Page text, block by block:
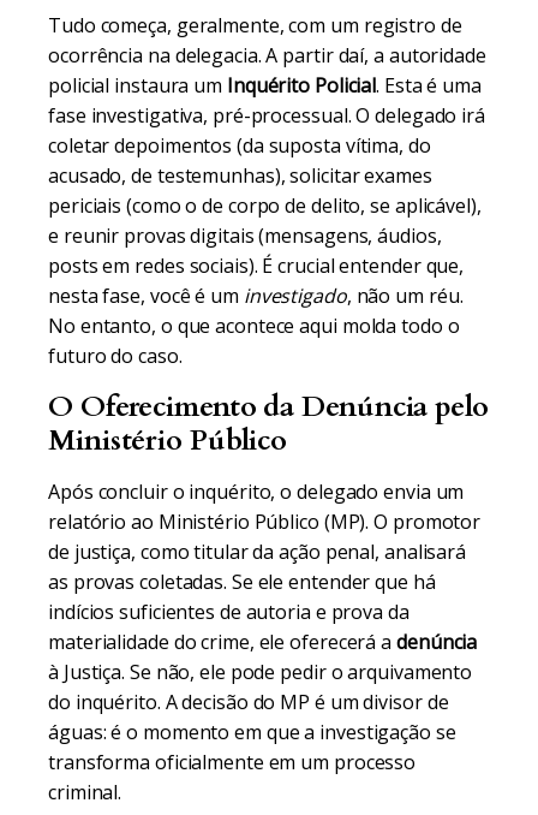
Tudo começa, geralmente, com um registro de
ocorrência na delegacia. A partir daí, a autoridade
policial instaura um Inquérito Policial. Esta é uma
fase investigativa, pré-processual. O delegado irá
coletar depoimentos (da suposta vítima, do
acusado, de testemunhas), solicitar exames
periciais (como o de corpo de delito, se aplicável),
e reunir provas digitais (mensagens, áudios,
posts em redes sociais). É crucial entender que,
nesta fase, você é um investigado, não um réu.
No entanto, o que acontece aqui molda todo o
futuro do caso.
O Oferecimento da Denúncia pelo
Ministério Público
Após concluir o inquérito, o delegado envia um
relatório ao Ministério Público (MP). O promotor
de justiça, como titular da ação penal, analisará
as provas coletadas. Se ele entender que há
indícios suficientes de autoria e prova da
materialidade do crime, ele oferecerá a denúncia
à Justiça. Se não, ele pode pedir o arquivamento
do inquérito. A decisão do MP é um divisor de
águas: é o momento em que a investigação se
transforma oficialmente em um processo
criminal.